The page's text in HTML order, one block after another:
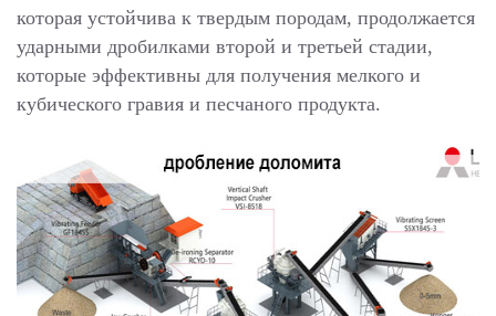
которая устойчива к твердым породам, продолжается
ударными дробилками второй и третьей стадии,
которые эффективны для получения мелкого и
кубического гравия и песчаного продукта.